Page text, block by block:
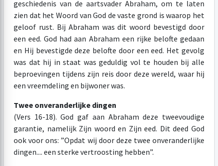
geschiedenis van de aartsvader Abraham, om te laten
zien dat het Woord van God de vaste grond is waarop het
geloof rust. Bij Abraham was dit woord bevestigd door
een eed. God had aan Abraham een rijke belofte gedaan
en Hij bevestigde deze belofte door een eed. Het gevolg
was dat hij in staat was geduldig vol te houden bij alle
beproevingen tijdens zijn reis door deze wereld, waar hij
een vreemdeling en bijwoner was.
Twee onveranderlijke dingen
(Vers 16-18). God gaf aan Abraham deze tweevoudige
garantie, namelijk Zijn woord en Zijn eed. Dit deed God
ook voor ons: ”Opdat wij door deze twee onveranderlijke
dingen.... een sterke vertroosting hebben”.